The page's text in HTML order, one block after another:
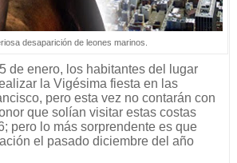
desaparición de leones marinos.
de enero, los habitantes del lugar
la Vigésima fiesta en las
pero esta vez no contarán con
que solían visitar estas costas
pero lo más sorprendente es que
el pasado diciembre del año